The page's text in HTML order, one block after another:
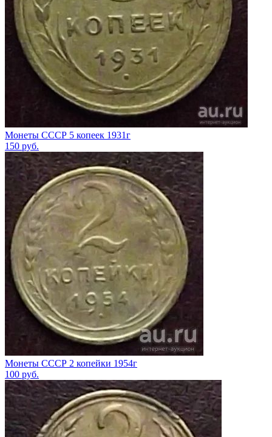
Монеты СССР 5 копеек 1931г
150 руб.
Монеты СССР 2 копейки 1954г
100 руб.